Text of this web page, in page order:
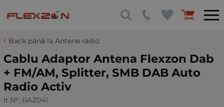
Back până la Antene radio
Cablu Adaptor Antena Flexzon Dab
+ FM/AM, Splitter, SMB DAB Auto
Radio Activ
It.№: RAZ041